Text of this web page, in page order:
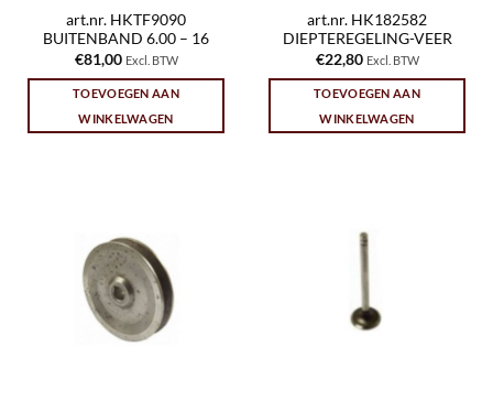
art.nr. HKTF9090
BUITENBAND 6.00 – 16
€81,00 Excl. BTW
TOEVOEGEN AAN
WINKELWAGEN
art.nr. HK182582
DIEPTEREGELING-VEER
€22,80 Excl. BTW
TOEVOEGEN AAN
WINKELWAGEN